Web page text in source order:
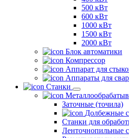
500 кВт
600 кВт
1000 кВт
1500 кВт
2000 кВт
Блок автоматики
Компрессор
Аппарат для
Аппараты для
Станки
Заточные (точила)
Долбежные
Станки для
Ленточнопильные